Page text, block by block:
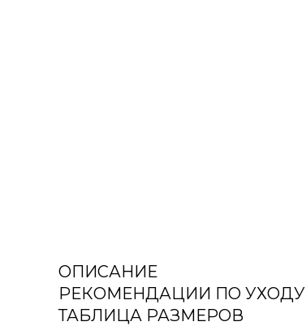
ОПИСАНИЕ
РЕКОМЕНДАЦИИ ПО УХОДУ
ТАБЛИЦА РАЗМЕРОВ